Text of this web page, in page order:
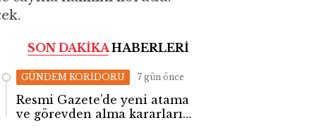
SON DAKİKAHABERLERİ
GÜNDEM KORİDORU 7 gün önce
Resmi Gazete’de yeni atama
ve görevden alma kararları